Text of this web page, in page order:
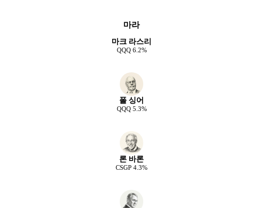
마라
마크 라스리
QQQ 6.2%
폴 싱어
QQQ 5.3%
론 바론
CSGP 4.3%